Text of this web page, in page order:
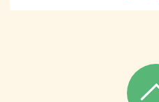
ていました。